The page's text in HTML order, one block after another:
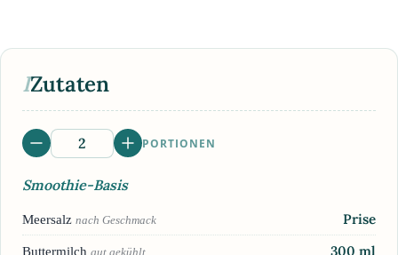
IZutaten
PORTIONEN
Smoothie-Basis
Meersalz nach Geschmack Prise
Buttermilch gut gekühlt 300 ml